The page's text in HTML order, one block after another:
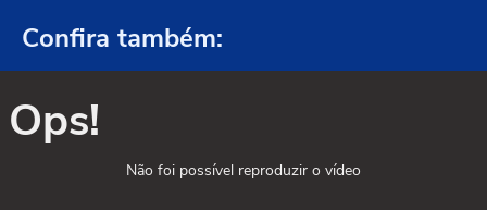
Confira também:
Ops!
Não foi possível reproduzir o vídeo